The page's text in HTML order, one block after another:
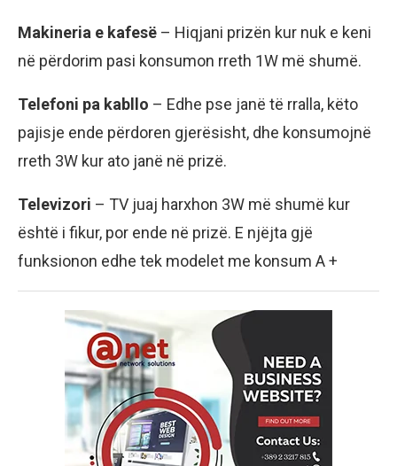
Makineria e kafesë – Hiqjani prizën kur nuk e keni
në përdorim pasi konsumon rreth 1W më shumë.
Telefoni pa kabllo – Edhe pse janë të rralla, këto
pajisje ende përdoren gjerësisht, dhe konsumojnë
rreth 3W kur ato janë në prizë.
Televizori – TV juaj harxhon 3W më shumë kur
është i fikur, por ende në prizë. E njëjta gjë
funksionon edhe tek modelet me konsum A +